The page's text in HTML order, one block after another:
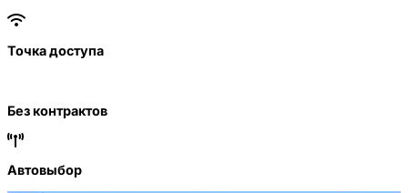
Точка доступа
Без контрактов
Автовыбор